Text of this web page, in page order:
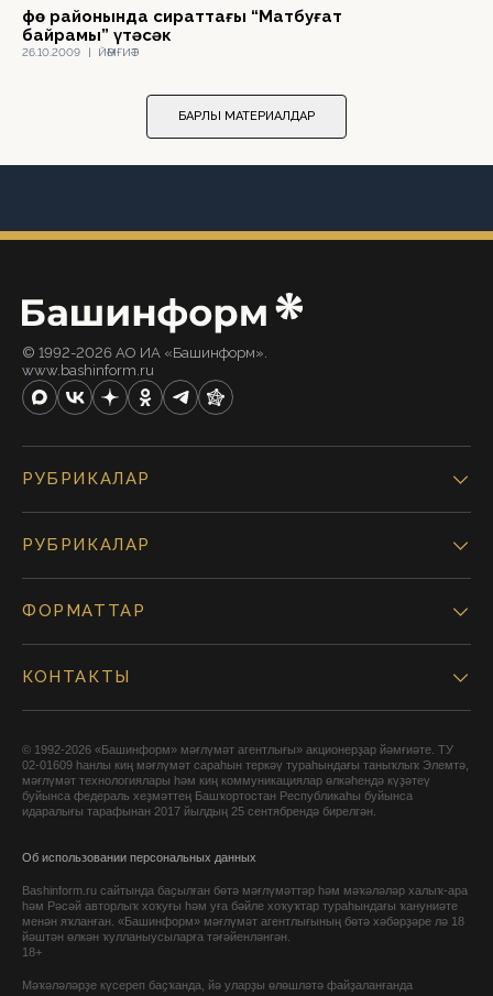
26.10.2009 | ЙӘМҒИӘТ
Өфө районында сираттағы “Матбуғат
байрамы” үтәсәк
БАРЛЫҠ МАТЕРИАЛДАР
© 1992-2026 АО ИА «Башинформ».
www.bashinform.ru
РУБРИКАЛАР
РУБРИКАЛАР
ФОРМАТТАР
КОНТАКТЫ
© 1992-2026 «Башинформ» мәғлүмәт агентлығы» акционерҙар йәмғиәте. ТУ
02-01609 һанлы киң мәғлүмәт сараһын теркәү тураһындағы таныҡлыҡ Элемтә,
мәғлүмәт технологиялары һәм киң коммуникациялар өлкәһендә күҙәтеү
буйынса федераль хеҙмәттең Башҡортостан Республикаһы буйынса
идаралығы тарафынан 2017 йылдың 25 сентябрендә бирелгән.
Об использовании персональных данных
Bashinform.ru сайтында баҫылған бөтә мәғлүмәттәр һәм мәҡәләләр халыҡ-ара
һәм Рәсәй авторлыҡ хоҡуғы һәм уға бәйле хоҡуҡтар тураһындағы ҡануниәте
менән яҡланған. «Башинформ» мәғлүмәт агентлығының бөтә хәбәрҙәре лә 18
йәштән өлкән ҡулланыусыларға тәғәйенләнгән.
18+
Мәҡәләләрҙе күсереп баҫҡанда, йә уларҙы өлөшләтә файҙаланғанда